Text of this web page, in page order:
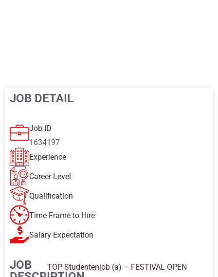
JOB DETAIL
Job ID
1634197
Experience
Career Level
Qualification
Time Frame to Hire
Salary Expectation
JOB
TOP Studentenjob (a) – FESTIVAL OPEN